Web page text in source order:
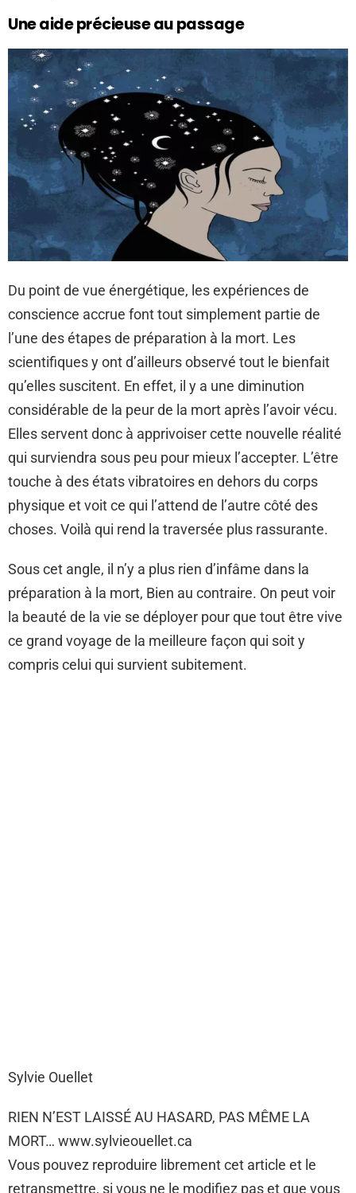
Une aide précieuse au passage
Du point de vue énergétique, les expériences de
conscience accrue font tout simplement partie de
l’une des étapes de préparation à la mort. Les
scientifiques y ont d’ailleurs observé tout le bienfait
qu’elles suscitent. En effet, il y a une diminution
considérable de la peur de la mort après l’avoir vécu.
Elles servent donc à apprivoiser cette nouvelle réalité
qui surviendra sous peu pour mieux l’accepter. L’être
touche à des états vibratoires en dehors du corps
physique et voit ce qui l’attend de l’autre côté des
choses. Voilà qui rend la traversée plus rassurante.
Sous cet angle, il n’y a plus rien d’infâme dans la
préparation à la mort, Bien au contraire. On peut voir
la beauté de la vie se déployer pour que tout être vive
ce grand voyage de la meilleure façon qui soit y
compris celui qui survient subitement.
Sylvie Ouellet
RIEN N’EST LAISSÉ AU HASARD, PAS MÊME LA
MORT… www.sylvieouellet.ca
Vous pouvez reproduire librement cet article et le
retransmettre, si vous ne le modifiez pas et que vous